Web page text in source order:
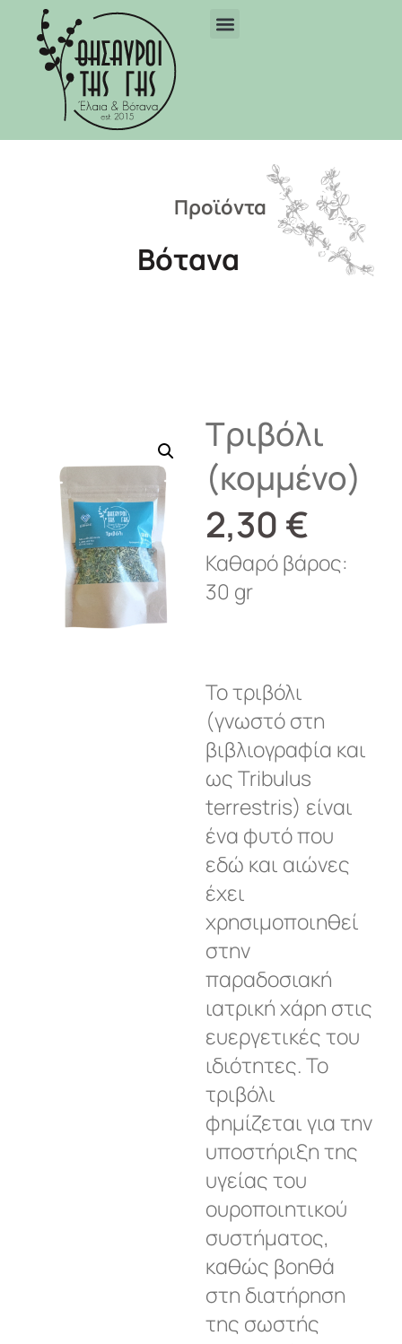
Προϊόντα
Βότανα
Τριβόλι
(κομμένο)
2,30 €
Καθαρό βάρος:
30 gr
Το τριβόλι
(γνωστό στη
βιβλιογραφία και
ως Tribulus
terrestris) είναι
ένα φυτό που
εδώ και αιώνες
έχει
χρησιμοποιηθεί
στην
παραδοσιακή
ιατρική χάρη στις
ευεργετικές του
ιδιότητες. Το
τριβόλι
φημίζεται για την
υποστήριξη της
υγείας του
ουροποιητικού
συστήματος,
καθώς βοηθά
στη διατήρηση
της σωστής